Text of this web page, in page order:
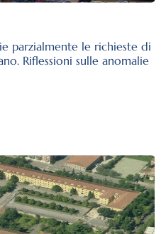
parzialmente le richieste di
Riflessioni sulle anomalie